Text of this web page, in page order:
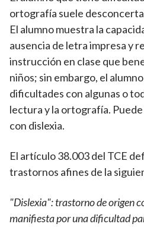
ortografía suele
El alumno muestra la
ausencia de letra impresa y
instrucción en clase que
niños; sin embargo, el
dificultades con algunas o
lectura y la ortografía.
con dislexia.
El artículo 38.003 del TCE
trastornos afines de la
"Dislexia": trastorno de origen
manifiesta por una dificultad